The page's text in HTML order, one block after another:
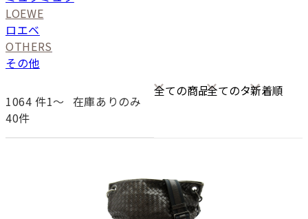
LOEWE
ロエベ
OTHERS
その他
1064 件1〜
40件
在庫ありのみ